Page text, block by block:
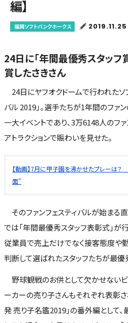
編】
福岡ソフトバンクホークス 2019.11.25
24日に「年間最優秀スタッフ
賞したさきさん
24日にヤフオクドームで行われたソ
バル 2019」。選手たちが1年間のファ
一大イベントであり、3万6148人のフ
アトラクションで賑わいを見せた。
【動画】7月に甲子園を沸かせたプレーは
面”
そのファンフェスティバルが始まる
では「年間最優秀スタッフ表彰式」が
従業員で売上だけでなく接客態度や
判断して選ばれたスタッフたちが最優
野球観戦のお供として欠かせない
ーカーの売り子さんもそれぞれ表彰
発 売り子名鑑2019」の番外編として